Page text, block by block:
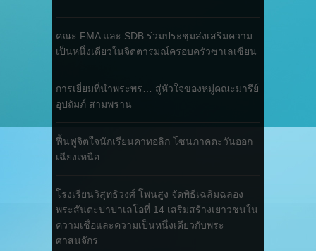
คณะ FMA และ SDB ร่วมประชุมส่งเสริมความ
เป็นหนึ่งเดียวในจิตตารมณ์ครอบครัวซาเลเซียน
การเยี่ยมที่นำพระพร… สู่หัวใจของหมู่คณะมารีย์
อุปถัมภ์ สามพราน
ฟื้นฟูจิตใจนักเรียนคาทอลิก โซนภาคตะวันออก
เฉียงเหนือ
โรงเรียนวิสุทธิวงศ์ โพนสูง จัดพิธีเฉลิมฉลอง
พระสันตะปาปาเลโอที่ 14 เสริมสร้างเยาวชนใน
ความเชื่อและความเป็นหนึ่งเดียวกับพระ
ศาสนจักร